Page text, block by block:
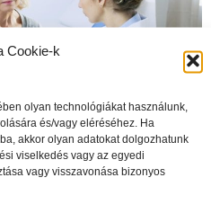
Cookie-k
olyan technológiákat használunk,
és/vagy eléréséhez. Ha
akkor olyan adatokat dolgozhatunk
viselkedés vagy az egyedi
vagy visszavonása bizonyos
veszélyei